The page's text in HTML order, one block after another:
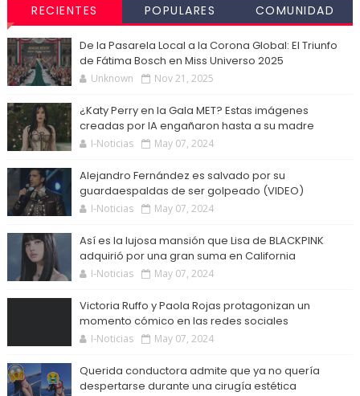
RECIENTES POPULARES COMUNIDAD
De la Pasarela Local a la Corona Global: El Triunfo
de Fátima Bosch en Miss Universo 2025
Unknown Nov 21, 2025
¿Katy Perry en la Gala MET? Estas imágenes
creadas por IA engañaron hasta a su madre
I-Noticias May 07, 2024
Alejandro Fernández es salvado por su
guardaespaldas de ser golpeado (VIDEO)
I-Noticias May 07, 2024
Así es la lujosa mansión que Lisa de BLACKPINK
adquirió por una gran suma en California
I-Noticias May 07, 2024
Victoria Ruffo y Paola Rojas protagonizan un
momento cómico en las redes sociales
I-Noticias May 07, 2024
Querida conductora admite que ya no quería
despertarse durante una cirugía estética